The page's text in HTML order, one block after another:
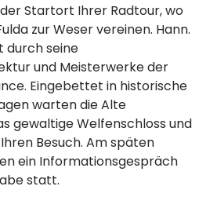
Startort Ihrer Radtour, wo
zur Weser vereinen. Hann.
durch seine
und Meisterwerke der
Eingebettet in historische
warten die Alte
gewaltige Welfenschloss und
Besuch. Am späten
ein Informationsgespräch
statt.